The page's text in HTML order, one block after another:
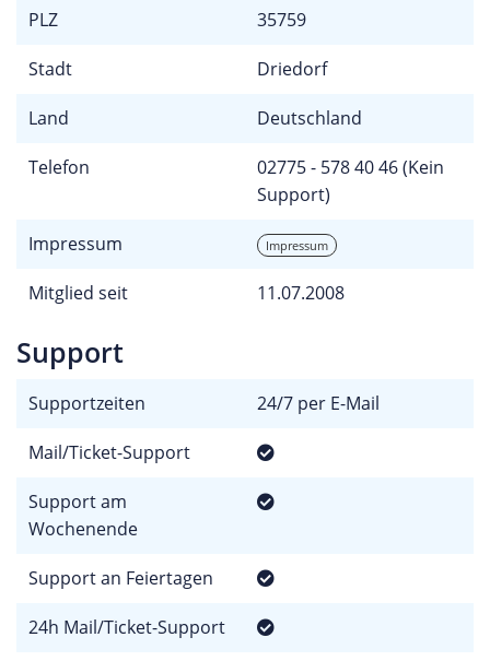
PLZ 35759
Stadt Driedorf
Land Deutschland
Telefon
02775 - 578 40 46 (Kein
Support)
Impressum Impressum
Mitglied seit 11.07.2008
Support
Supportzeiten 24/7 per E-Mail
Mail/Ticket-Support
Support am
Wochenende
Support an Feiertagen
24h Mail/Ticket-Support